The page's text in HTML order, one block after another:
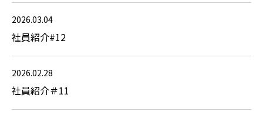
2026.03.04
社員紹介#12
2026.02.28
社員紹介＃11